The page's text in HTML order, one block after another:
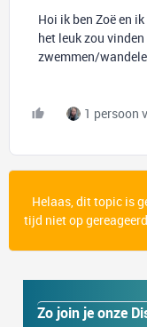
Hoi ik ben Zoë en
het leuk zou
zwemmen/
1 persoon
Helaas, dit topic is
tijd niet op
Zo join je onze